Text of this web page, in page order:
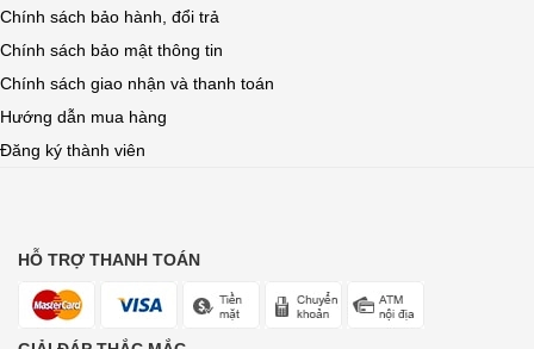
Chính sách bảo hành, đổi trả
Chính sách bảo mật thông tin
Chính sách giao nhận và thanh toán
Hướng dẫn mua hàng
Đăng ký thành viên
HỖ TRỢ THANH TOÁN